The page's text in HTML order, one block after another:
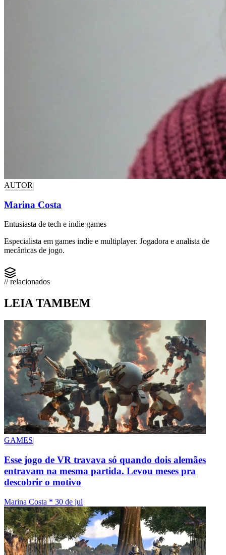
AUTOR
Marina Costa
Entusiasta de tech e indie games
Especialista em games indie e multiplayer. Jogadora e analista de
mecânicas de jogo.
// relacionados
LEIA TAMBEM
GAMES
Esse jogo de VR travava só quando dois alemães
entravam na mesma partida. Levou meses pra
descobrir o motivo
Marina Costa * 30 de jul